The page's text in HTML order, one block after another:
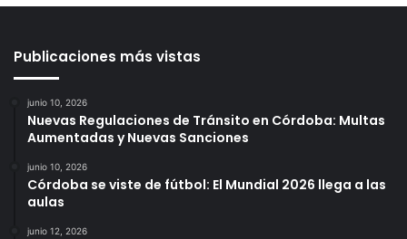
Publicaciones más vistas
junio 10, 2026
Nuevas Regulaciones de Tránsito en Córdoba: Multas
Aumentadas y Nuevas Sanciones
junio 10, 2026
Córdoba se viste de fútbol: El Mundial 2026 llega a las
aulas
junio 12, 2026